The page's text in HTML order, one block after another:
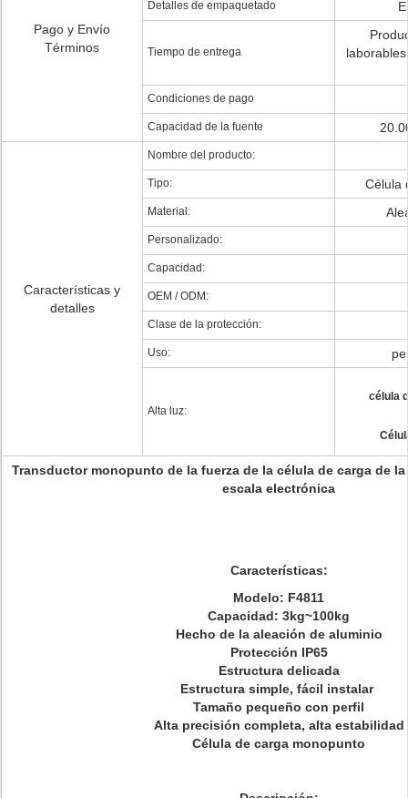
Pago y Envío
Términos
Detalles de empaquetado
Tiempo de entrega
Condiciones de pago
Capacidad de la fuente
Características y
detalles
Nombre del producto:
Tipo: Célula
Material:
Personalizado:
Capacidad:
OEM / ODM:
Clase de la protección:
Uso:
Alta luz:
célula
Transductor monopunto de la fuerza de la célula de carga de
escala electrónica
Características:
Modelo: F4811
Capacidad: 3kg~100kg
Hecho de la aleación de aluminio
Protección IP65
Estructura delicada
Estructura simple, fácil instalar
Tamaño pequeño con perfil
Alta precisión completa, alta estabilidad
Célula de carga monopunto